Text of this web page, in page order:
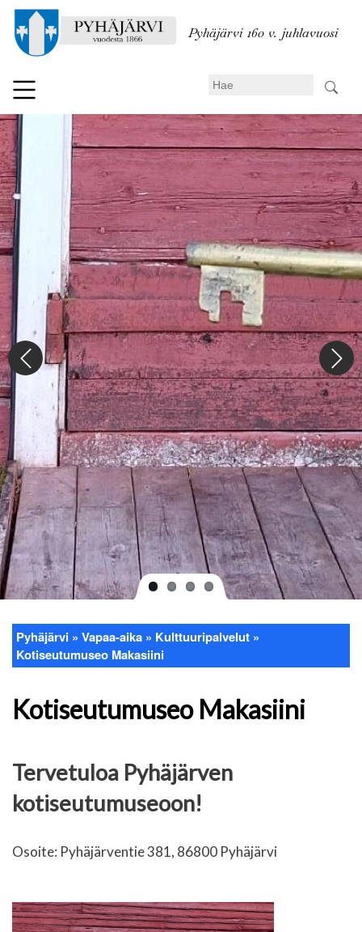
pääsisältöön
Pyhäjärvi 160 v. juhlavuosi
Search
Murupolku
Pyhäjärvi Vapaa-aika
Kulttuuripalvelut
Kotiseutumuseo Makasiini
Kotiseutumuseo Makasiini
Tervetuloa Pyhäjärven
kotiseutumuseoon!
Osoite: Pyhäjärventie 381, 86800 Pyhäjärvi